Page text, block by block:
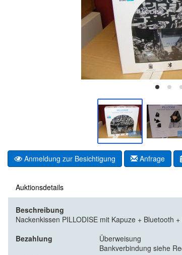
Anmeldung zur Besichtigung Anfrage
Auktionsdetails
Beschreibung
Nackenkissen PILLODISE mit Kapuze + Bluetooth
Bezahlung
Überweisung
Bankverbindung siehe